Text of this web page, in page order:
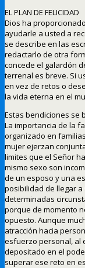
EL PLAN DE FELICIDAD
Dios ha
ayudarle a usted a
se describe en las
redactarlo de otra
concede el galardón
terrenal es breve. Si
en vez de retos o
la vida eterna en el
Estas bendiciones se
La importancia de la
organizado en
mujer ejerzan
limites que el Señor
mismo sexo son
de un esposo y una
posibilidad de llegar a
determinadas
porque de momento
opuesto. Aunque
atracción hacia
esfuerzo personal, al
depositado en el
superar ese reto en